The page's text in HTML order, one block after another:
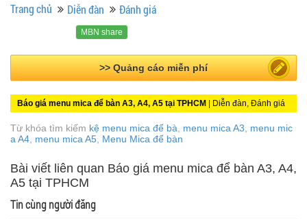
Trang chủ Diễn đàn Đánh giá
MBN share
>> Bài PR miễn phí
Báo giá menu mica để bàn A3, A4, A5 tại TPHCM | Diễn đàn, Đánh giá
Từ khóa tìm kiếm kệ menu mica để bà menu mica A3
menu mic
a A4 menu mica A5 Menu Mica để bàn
Bài viết liên quan Báo giá menu mica để bàn A3, A4,
A5 tại TPHCM
Tin cùng người đăng